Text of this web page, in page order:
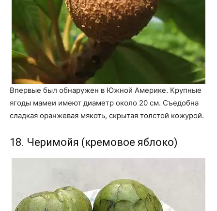
Впервые был обнаружен в Южной Америке. Крупные
ягоды мамеи имеют диаметр около 20 см. Съедобна
сладкая оранжевая мякоть, скрытая толстой кожурой.
18. Черимойя (кремовое яблоко)